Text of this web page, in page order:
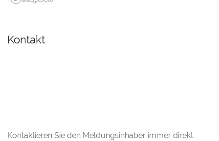
Kontakt
Kontaktieren Sie den Meldungsinhaber immer direkt.